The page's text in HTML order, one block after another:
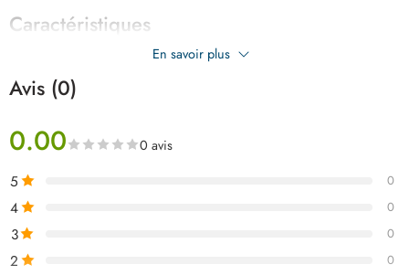
Caractéristiques
En savoir plus
Avis (0)
0.00 0 avis
5 0
4 0
3 0
2 0